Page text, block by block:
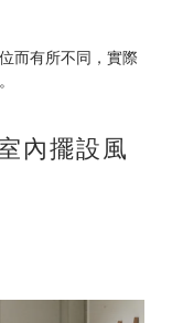
而有所不同，實際
內擺設風